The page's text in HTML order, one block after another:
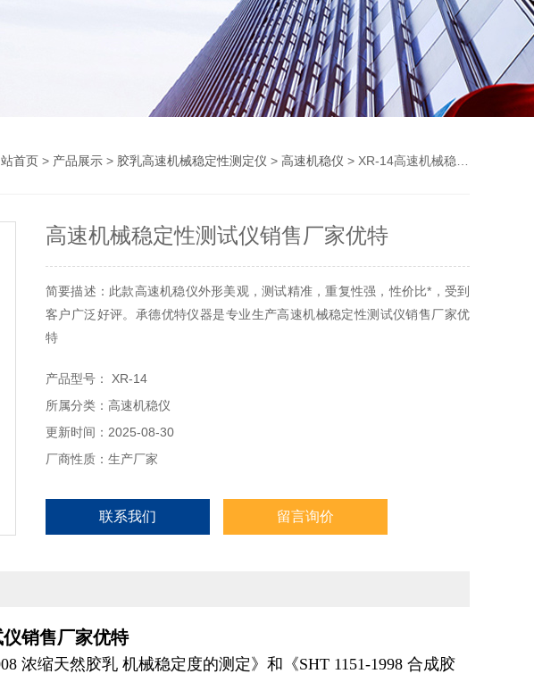
首页 > 产品展示 > 胶乳高速机械稳定性测定仪 > 高速机稳仪 > XR-14高速机械稳定性测试仪销售厂家优特
高速机械稳定性测试仪销售厂家优特
简要描述：此款高速机稳仪外形美观，测试精准，重复性强，性价比*，受到
客户广泛好评。承德优特仪器是专业生产高速机械稳定性测试仪销售厂家优
特
产品型号： XR-14
所属分类：高速机稳仪
更新时间：2025-08-30
厂商性质：生产厂家
联系我们 留言询价
销售厂家优特
浓缩天然胶乳 机械稳定度的测定》和《SHT 1151-1998 合成胶